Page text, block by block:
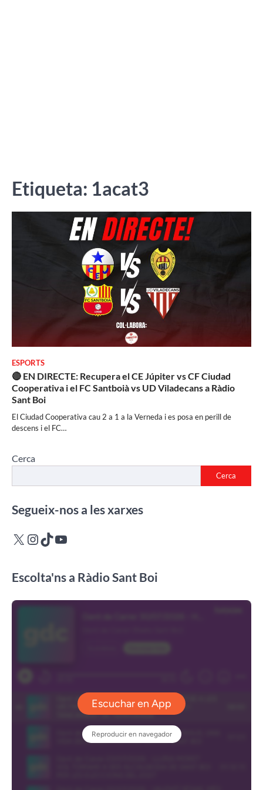
Etiqueta: 1acat3
ESPORTS
🔴 EN DIRECTE: Recupera el CE Júpiter vs CF Ciudad
Cooperativa i el FC Santboià vs UD Viladecans a Ràdio
Sant Boi
El Ciudad Cooperativa cau 2 a 1 a la Verneda i es posa en perill de
descens i el FC…
Cerca
Cerca
Segueix-nos a les xarxes
X Instagram
TikTokYouTube
Escolta'ns a Ràdio Sant Boi